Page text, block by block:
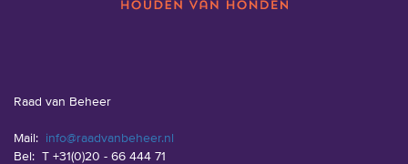
Raad van Beheer
Mail: info@raadvanbeheer.nl
Bel: T +31(0)20 - 66 444 71